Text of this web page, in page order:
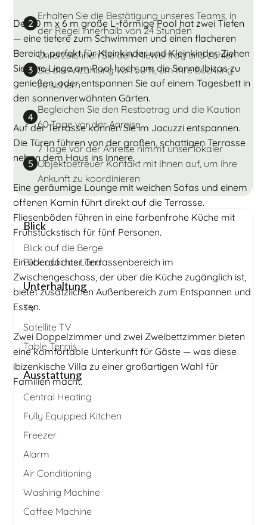
Der 10 m x 6 m große L-förmige Pool hat zwei Tiefen
— eine tiefere zum Schwimmen und einen flacheren
Bereich, perfekt für Kleinkinder und Kleinkinder. Ziehen
Sie eine Liege am Pool hoch, um die Sonne Ibizas zu
genießen, oder entspannen Sie auf einem Tagesbett in
den sonnenverwöhnten Gärten.
Auf der Terrasse können Sie im Jacuzzi entspannen.
Die Türen führen von der großen, schattigen Terrasse
neben dem Haus ins Innere.
Eine geräumige Lounge mit weichen Sofas und einem
offenen Kamin führt direkt auf die Terrasse.
Fliesenböden führen in eine farbenfrohe Küche mit
Frühstückstisch für fünf Personen.
Ein überdachter Terrassenbereich im
Zwischengeschoss, der über die Küche zugänglich ist,
bietet zusätzlichen Außenbereich zum Entspannen und
Essen.
Zwei Doppelzimmer und zwei Zweibettzimmer bieten
eine komfortable Unterkunft für Gäste — was diese
ibizenkische Villa zu einer großartigen Wahl für
Familien macht.
2
Erhalten Sie die Bestätigung unseres Teams, in
der Regel innerhalb von 24 Stunden
3
Unterzeichnen Sie den Mietvertrag und zahlen
Sie die Anzahlung von 50 %, um Ihre Buchung
zu sichern
4
Begleichen Sie den Restbetrag und die Kaution
60 Tage vor der Anreise
5
7 Tage vor der Anreise nimmt unser lokaler
Objektbetreuer Kontakt mit Ihnen auf, um Ihre
Ankunft zu koordinieren
Blick
Blick auf die Berge
Blick auf das Land
Unterhaltung
TV
Satellite TV
Table Tennis
Ausstattung
Central Heating
Fully Equipped Kitchen
Freezer
Alarm
Air Conditioning
Washing Machine
Coffee Machine